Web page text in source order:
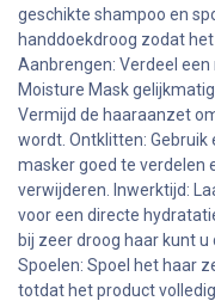
geschikte shampoo en
handdoekdroog zodat
Aanbrengen: Verdeel
Moisture Mask
Vermijd de haaraanzet
wordt. Ontklitten:
masker goed te verdelen
verwijderen. Inwerktijd:
voor een directe
bij zeer droog haar kunt
Spoelen: Spoel het haar
totdat het product